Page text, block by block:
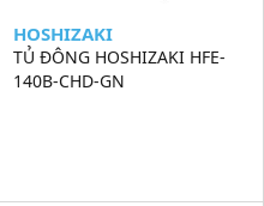
HOSHIZAKI
TỦ ĐÔNG HOSHIZAKI HFE-
140B-CHD-GN